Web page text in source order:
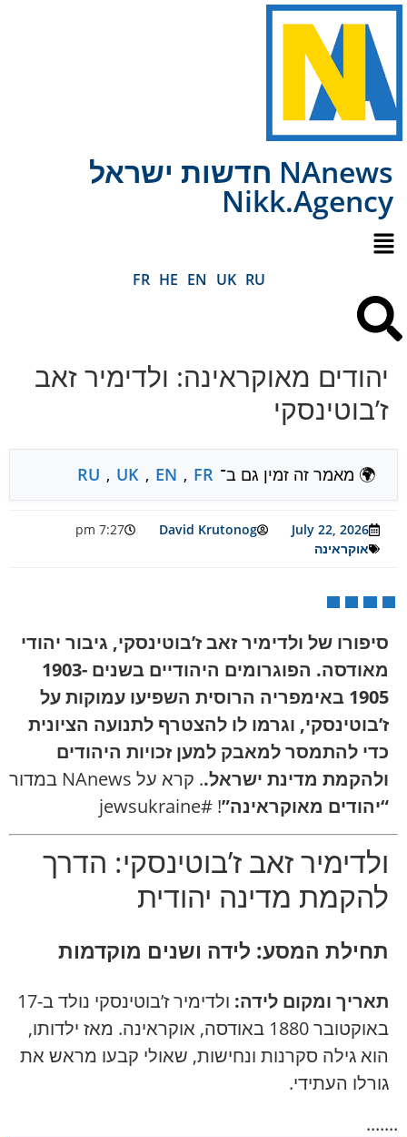
NAnews חדשות ישראל
Nikk.Agency
RU
UK
EN
HE
FR
יהודים מאוקראינה: ולדימיר זאב
ז’בוטינסקי
🌍 מאמר זה זמין גם ב־ RU , UK , EN , FR
July 22, 2026
David Krutonog
7:27 pm
אוקראינה
סיפורו של ולדימיר זאב ז’בוטינסקי, גיבור יהודי
מאודסה. הפוגרומים היהודיים בשנים 1903-
1905 באימפריה הרוסית השפיעו עמוקות על
ז’בוטינסקי, וגרמו לו להצטרף לתנועה הציונית
כדי להתמסר למאבק למען זכויות היהודים
ולהקמת מדינת ישראל.. קרא על NAnews במדור
“יהודים מאוקראינה”! #jewsukraine
ולדימיר זאב ז’בוטינסקי: הדרך
להקמת מדינה יהודית
תחילת המסע: לידה ושנים מוקדמות
תאריך ומקום לידה:
ולדימיר ז’בוטינסקי נולד ב-17
באוקטובר 1880 באודסה, אוקראינה. מאז ילדותו,
הוא גילה סקרנות ונחישות, שאולי קבעו מראש את
גורלו העתידי.
.......